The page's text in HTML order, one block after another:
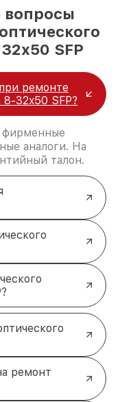
вопросы
SFP
ремонте
8-32x50 SFP?
фирменные
аналоги. На
талон.
ремонт